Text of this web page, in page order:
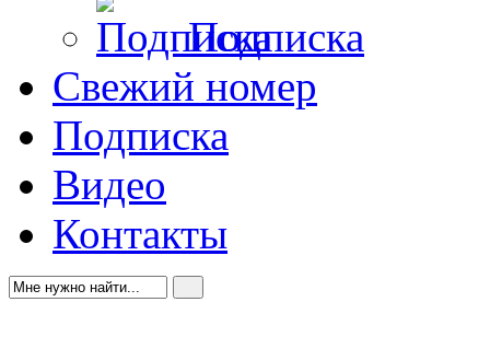
Подписка
Свежий номер
Подписка
Видео
Контакты